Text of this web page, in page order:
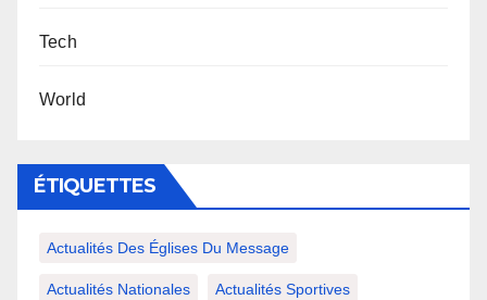
Tech
World
ÉTIQUETTES
Actualités Des Églises Du Message
Actualités Nationales Actualités Sportives